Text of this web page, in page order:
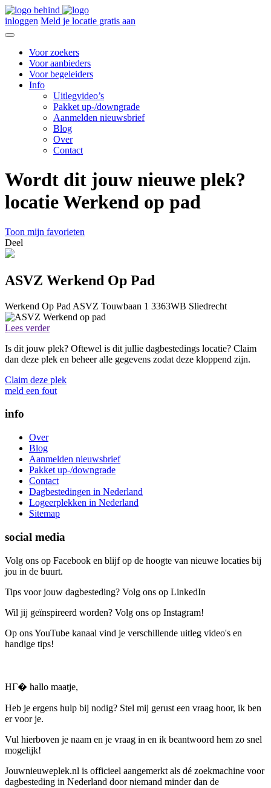
inloggen Meld je locatie gratis aan
Voor zoekers
Voor aanbieders
Voor begeleiders
Info
Uitlegvideo’s
Pakket up-/downgrade
Aanmelden nieuwsbrief
Blog
Over
Contact
Wordt dit jouw nieuwe plek?
locatie Werkend op pad
Toon mijn favorieten
Deel
ASVZ Werkend Op Pad
Werkend Op Pad ASVZ Touwbaan 1 3363WB Sliedrecht
Lees verder
Is dit jouw plek? Oftewel is dit jullie dagbestedings locatie? Claim
dan deze plek en beheer alle gegevens zodat deze kloppend zijn.
Claim deze plek
meld een fout
info
Over
Blog
Aanmelden nieuwsbrief
Pakket up-/downgrade
Contact
Dagbestedingen in Nederland
Logeerplekken in Nederland
Sitemap
social media
Volg ons op Facebook en blijf op de hoogte van nieuwe locaties bij
jou in de buurt.
Tips voor jouw dagbesteding? Volg ons op LinkedIn
Wil jij geïnspireerd worden? Volg ons op Instagram!
Op ons YouTube kanaal vind je verschillende uitleg video's en
handige tips!
HГ� hallo maatje,
Heb je ergens hulp bij nodig? Stel mij gerust een vraag hoor, ik ben
er voor je.
Vul hierboven je naam en je vraag in en ik beantwoord hem zo snel
mogelijk!
Jouwnieuweplek.nl is officieel aangemerkt als dé zoekmachine voor
dagbesteding in Nederland door niemand minder dan de